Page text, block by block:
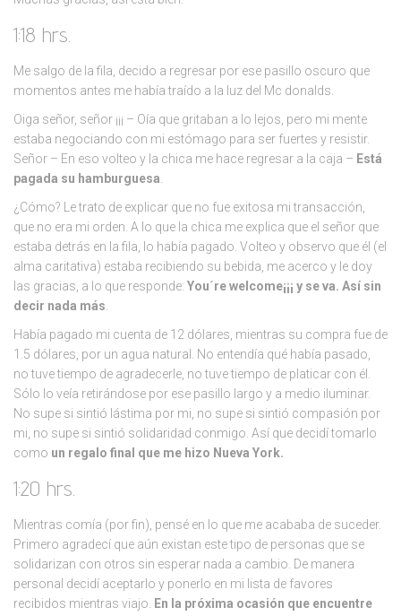
1:18 hrs.
Me salgo de la fila, decido a regresar por ese pasillo oscuro que
momentos antes me había traído a la luz del Mc donalds.
Oiga señor, señor ¡¡¡ – Oía que gritaban a lo lejos, pero mi mente
estaba negociando con mi estómago para ser fuertes y resistir.
Señor – En eso volteo y la chica me hace regresar a la caja – Está
pagada su hamburguesa
¿Cómo? Le trato de explicar que no fue exitosa mi transacción,
que no era mi orden. A lo que la chica me explica que el señor que
estaba detrás en la fila, lo había pagado. Volteo y observo que él (el
alma caritativa) estaba recibiendo su bebida, me acerco y le doy
las gracias, a lo que responde: You´re welcome¡¡¡ y se va. Así sin
decir nada más
Había pagado mi cuenta de 12 dólares, mientras su compra fue de
1.5 dólares, por un agua natural. No entendía qué había pasado,
no tuve tiempo de agradecerle, no tuve tiempo de platicar con él.
Sólo lo veía retirándose por ese pasillo largo y a medio iluminar.
No supe si sintió lástima por mi, no supe si sintió compasión por
mi, no supe si sintió solidaridad conmigo. Así que decidí tomarlo
como un regalo final que me hizo Nueva York.
1:20 hrs.
Mientras comía (por fin), pensé en lo que me acababa de suceder.
Primero agradecí que aún existan este tipo de personas que se
solidarizan con otros sin esperar nada a cambio. De manera
personal decidí aceptarlo y ponerlo en mi lista de favores
recibidos mientras viajo.
En la próxima ocasión que encuentre